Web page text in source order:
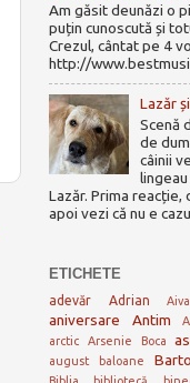
Am găsit deunăzi o
puțin cunoscută și
Crezul, cântat pe 4
http://
Lazăr
Scenă
de
câinii
Lazăr. Prima reacție,
apoi vezi că nu e
ETICHETE
adevăr Adrian
aniversare
Antim
arctic Arsenie Boca
august baloane